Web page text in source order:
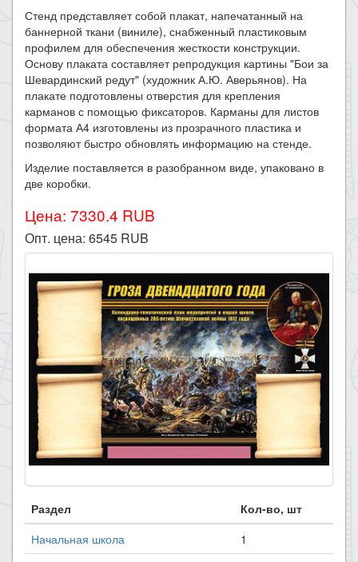
Стенд представляет собой плакат, напечатанный на
баннерной ткани (виниле), снабженный пластиковым
профилем для обеспечения жесткости конструкции.
Основу плаката составляет репродукция картины "Бои за
Шевардинский редут" (художник А.Ю. Аверьянов). На
плакате подготовлены отверстия для крепления
карманов с помощью фиксаторов. Карманы для листов
формата А4 изготовлены из прозрачного пластика и
позволяют быстро обновлять информацию на стенде.
Изделие поставляется в разобранном виде, упаковано в
две коробки.
Цена: 7330.4 RUB
Опт. цена: 6545 RUB
Раздел
Кол-во, шт
Начальная школа
1